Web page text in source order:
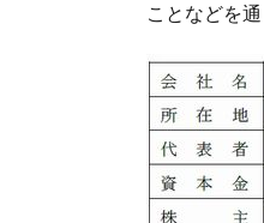
ことなどを